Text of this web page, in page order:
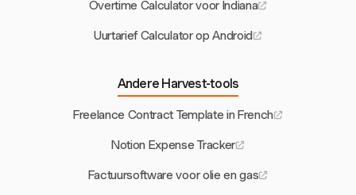
Overtime Calculator voor Indiana
Uurtarief Calculator op Android
Andere Harvest-tools
Freelance Contract Template in French
Notion Expense Tracker
Factuursoftware voor olie en gas